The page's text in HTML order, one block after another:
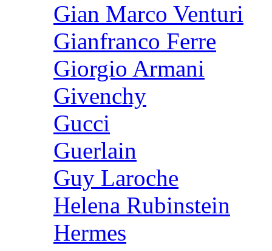
Gian Marco Venturi
Gianfranco Ferre
Giorgio Armani
Givenchy
Gucci
Guerlain
Guy Laroche
Helena Rubinstein
Hermes